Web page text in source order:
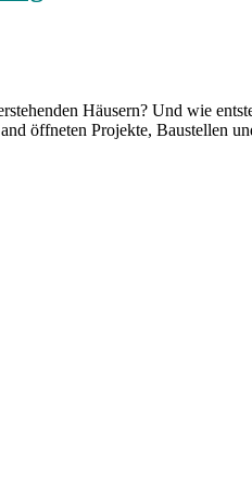
Häusern? Und wie
öffneten Projekte, Baustellen